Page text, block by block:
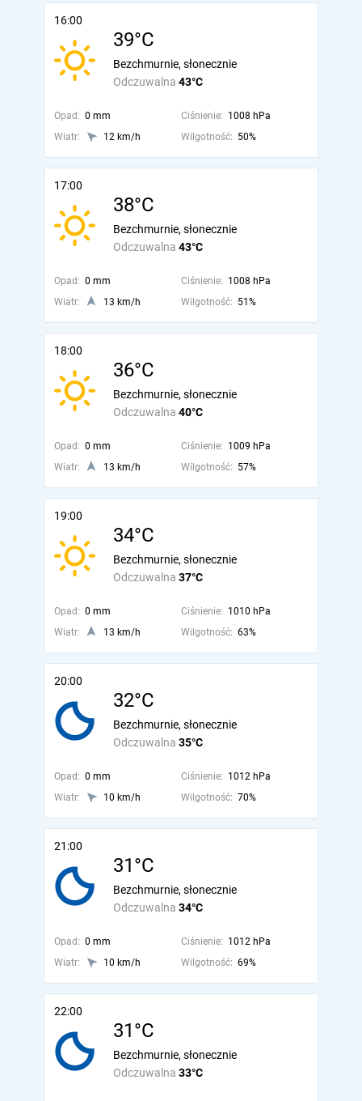
16:00
39°C
Odczuwalna 43°C
Bezchmurnie, słonecznie
Opad: 0 mm Ciśnienie: 1008 hPa
Wiatr:
12 km/h Wilgotność: 50%
17:00
38°C
Odczuwalna 43°C
Bezchmurnie, słonecznie
Opad: 0 mm Ciśnienie: 1008 hPa
Wiatr:
13 km/h Wilgotność: 51%
18:00
36°C
Odczuwalna 40°C
Bezchmurnie, słonecznie
Opad: 0 mm Ciśnienie: 1009 hPa
Wiatr:
13 km/h Wilgotność: 57%
19:00
34°C
Odczuwalna 37°C
Bezchmurnie, słonecznie
Opad: 0 mm Ciśnienie: 1010 hPa
Wiatr:
13 km/h Wilgotność: 63%
20:00
32°C
Odczuwalna 35°C
Bezchmurnie, słonecznie
Opad: 0 mm Ciśnienie: 1012 hPa
Wiatr:
10 km/h Wilgotność: 70%
21:00
31°C
Odczuwalna 34°C
Bezchmurnie, słonecznie
Opad: 0 mm Ciśnienie: 1012 hPa
Wiatr:
10 km/h Wilgotność: 69%
22:00
31°C
Odczuwalna 33°C
Bezchmurnie, słonecznie